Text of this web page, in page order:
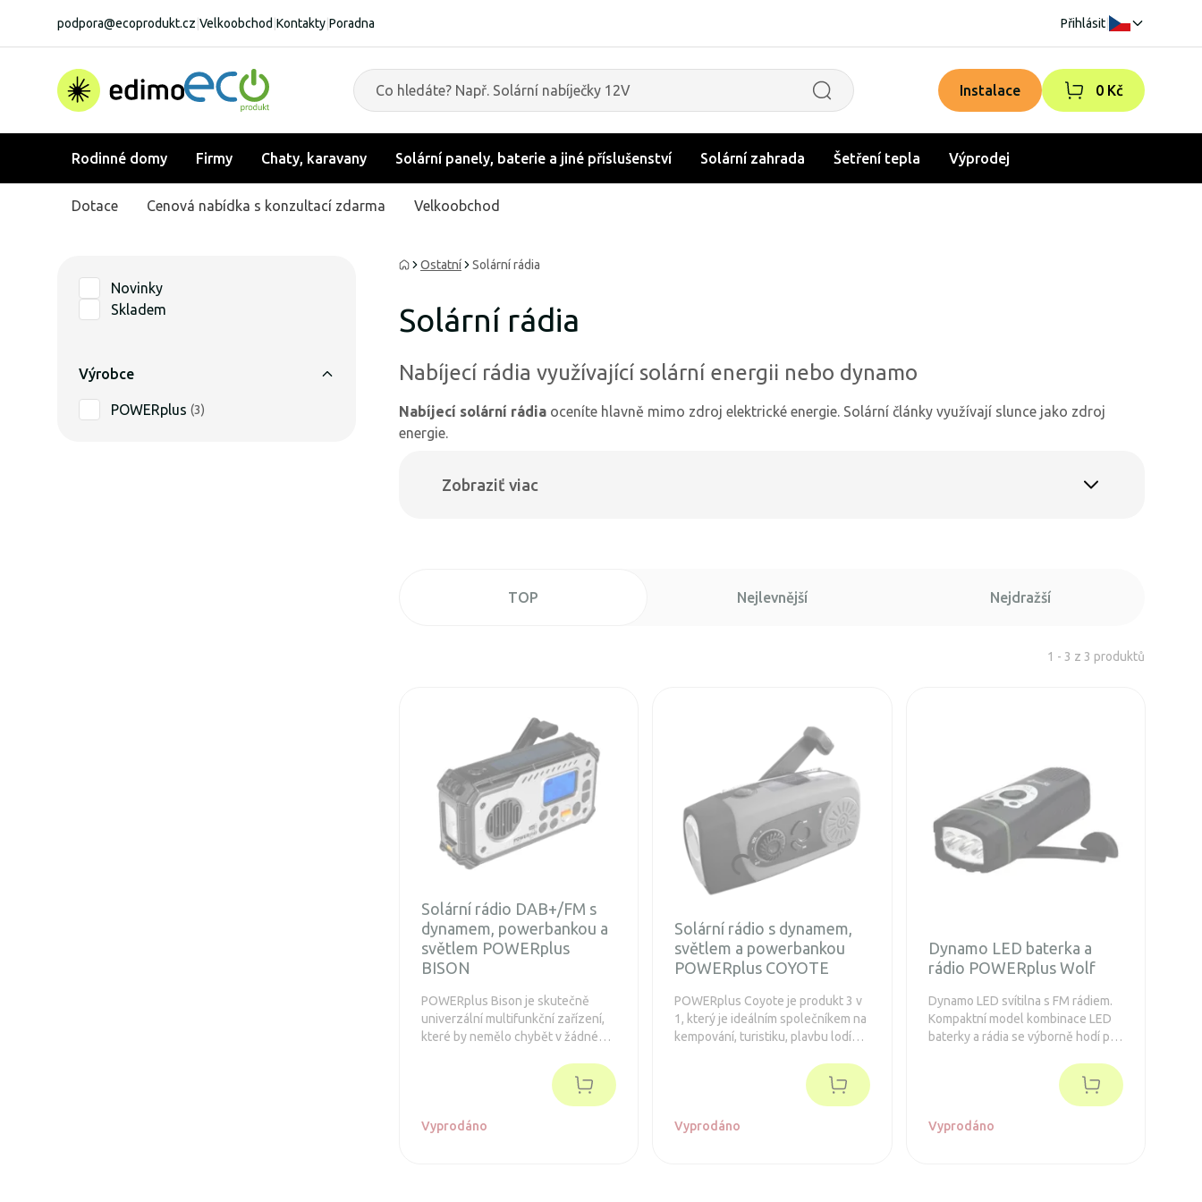
podpora@ecoprodukt.cz Velkoobchod Kontakty Poradna Přihlásit
Instalace 0 Kč
Rodinné domy Firmy Chaty, karavany Solární panely, baterie a jiné příslušenství Solární zahrada Šetření tepla Výprodej
Dotace Cenová nabídka s konzultací zdarma Velkoobchod
Novinky
Skladem
Výrobce
POWERplus (3)
Ostatní Solární rádia
Solární rádia
Nabíjecí rádia využívající solární energii nebo dynamo
Nabíjecí solární rádia oceníte hlavně mimo zdroj elektrické energie. Solární články využívají slunce jako zdroj
energie.
Zobraziť viac
TOP Nejlevnější Nejdražší
1 - 3 z 3 produktů
Solární rádio DAB+/FM s
dynamem, powerbankou a
světlem POWERplus
BISON
POWERplus Bison je skutečně
univerzální multifunkční zařízení,
které by nemělo chybět v žádné
neocenitelným pomocníkem při
kempování, turistice, rybaření,
plavbě lodí nebo prostě na vašem
pozemku či v garáži. Kombinuje
Vyprodáno
Solární rádio s dynamem,
světlem a powerbankou
POWERplus COYOTE
POWERplus Coyote je produkt 3 v
1, který je ideálním společníkem na
kempování, turistiku, plavbu lodí
nouzové situace. Coyote
kombinuje: • FM rádio • LED svítilnu
Powerbanku s kapacitou 2 500
Vyprodáno
Dynamo LED baterka a
rádio POWERplus Wolf
Dynamo LED svítilna s FM rádiem.
Kompaktní model kombinace LED
baterky a rádia se výborně hodí pro
nabíjen dynamem nebo pomocí
Vyprodáno